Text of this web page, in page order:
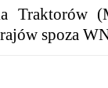
Traktorów
spoza